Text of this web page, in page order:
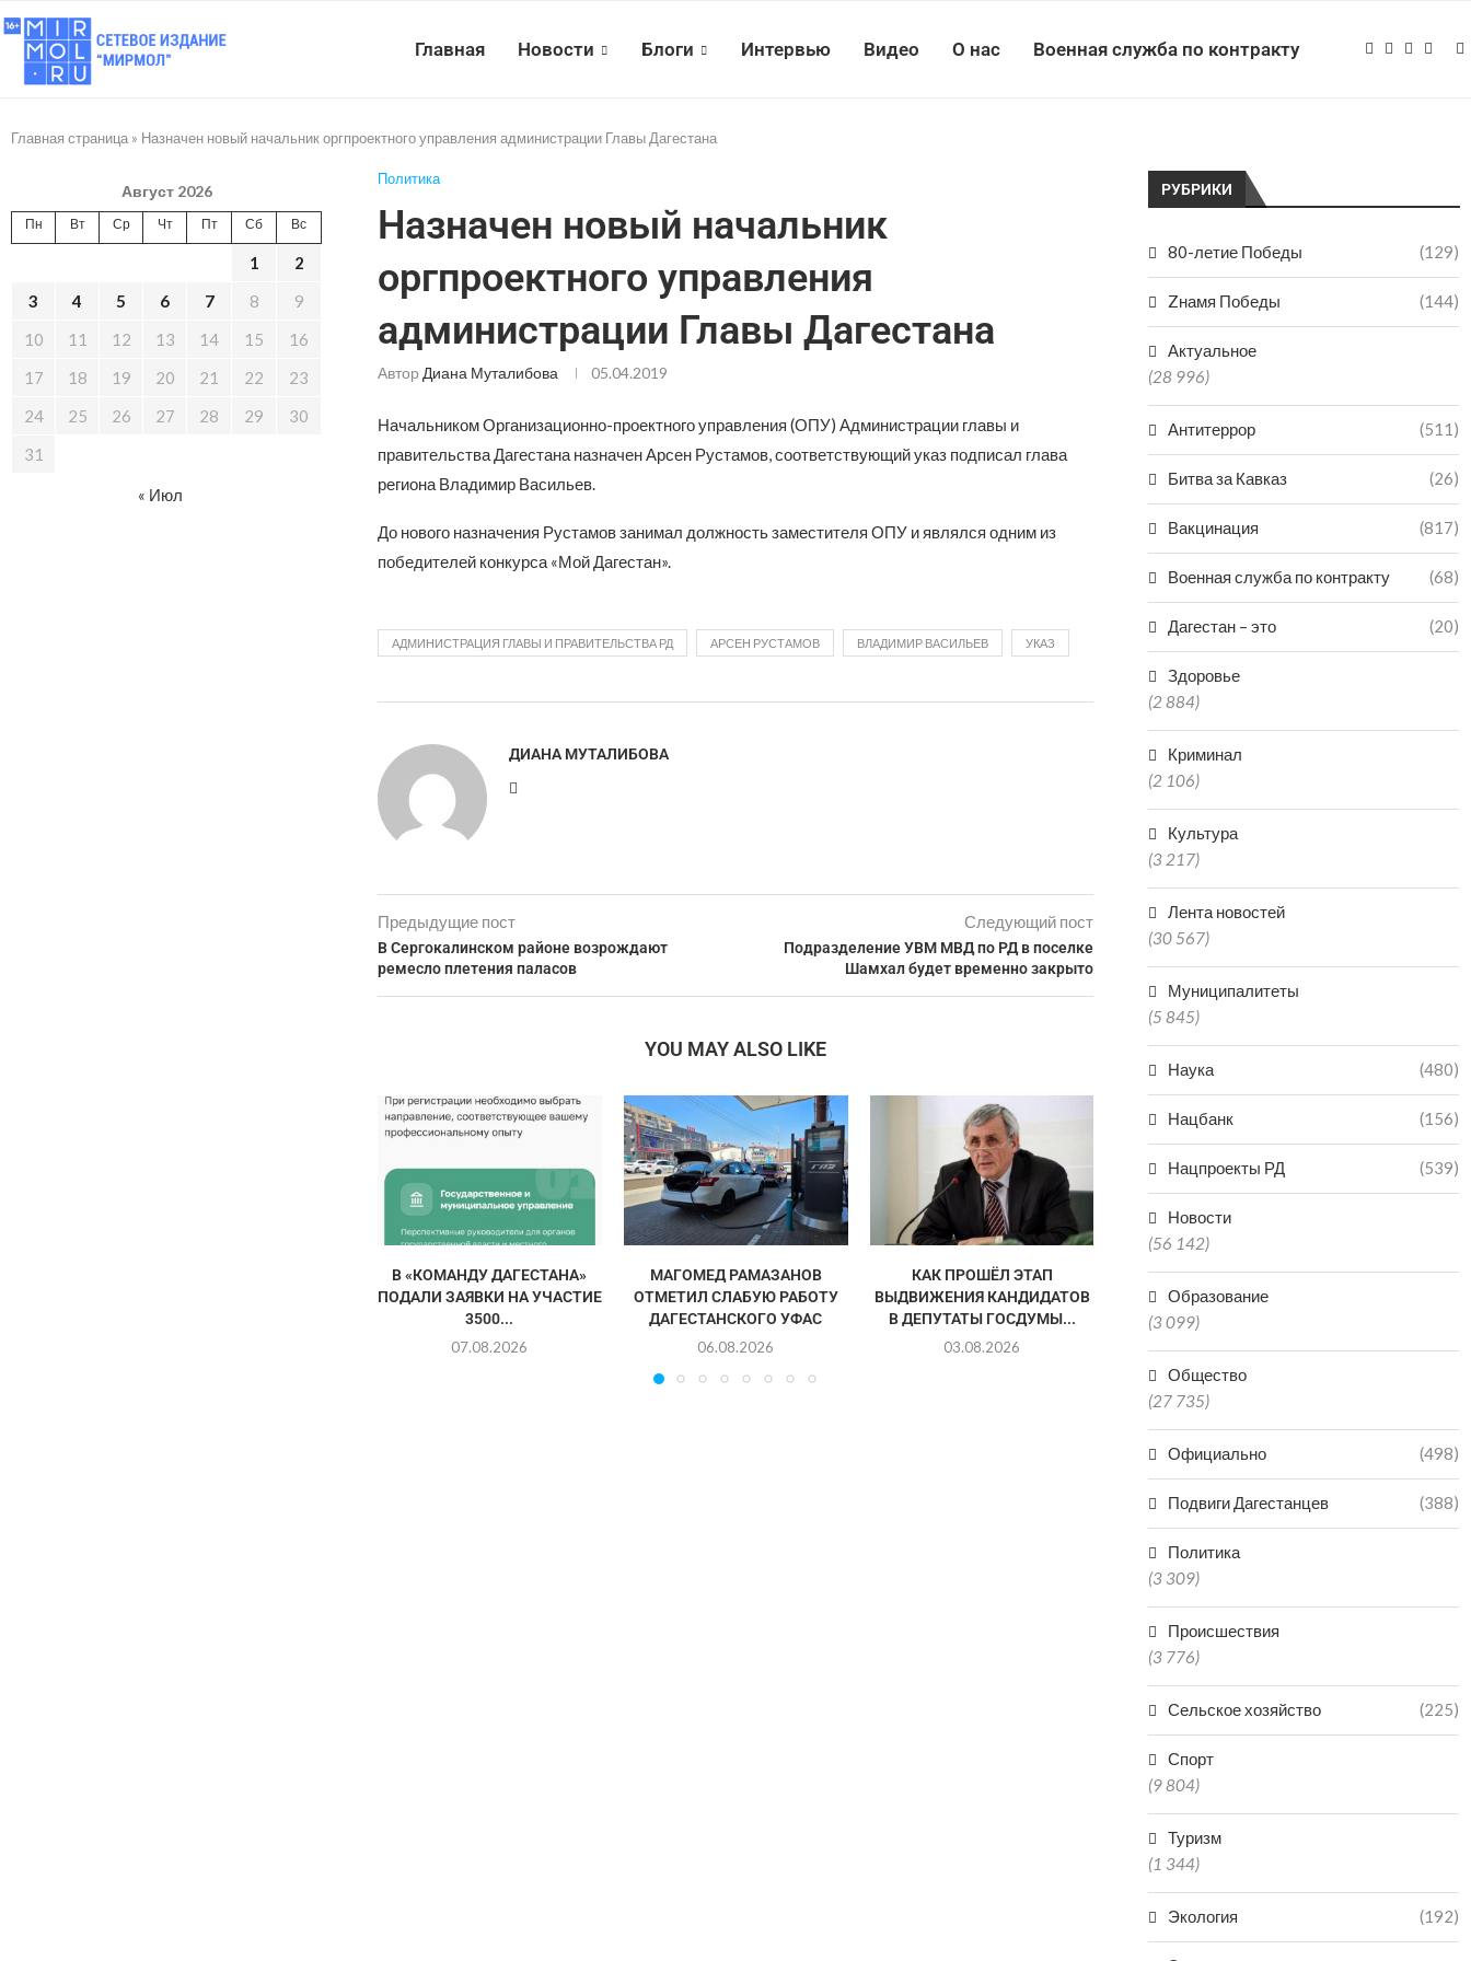
Главная Новости Блоги Интервью Видео О нас Военная служба по контракту
Главная страница » Назначен новый начальник оргпроектного управления администрации Главы Дагестана
Политика
Назначен новый начальник
оргпроектного управления
администрации Главы Дагестана
Автор Диана Муталибова 05.04.2019
Начальником Организационно-проектного управления (ОПУ) Администрации главы и
правительства Дагестана назначен Арсен Рустамов, соответствующий указ подписал глава
региона Владимир Васильев.
До нового назначения Рустамов занимал должность заместителя ОПУ и являлся одним из
победителей конкурса «Мой Дагестан».
АДМИНИСТРАЦИЯ ГЛАВЫ И ПРАВИТЕЛЬСТВА РД АРСЕН РУСТАМОВ ВЛАДИМИР ВАСИЛЬЕВ УКАЗ
ДИАНА МУТАЛИБОВА
Предыдущие пост
В Сергокалинском районе возрождают
ремесло плетения паласов
Следующий пост
Подразделение УВМ МВД по РД в поселке
Шамхал будет временно закрыто
YOU MAY ALSO LIKE
В «КОМАНДУ ДАГЕСТАНА»
ПОДАЛИ ЗАЯВКИ НА УЧАСТИЕ
3500...
07.08.2026
МАГОМЕД РАМАЗАНОВ
ОТМЕТИЛ СЛАБУЮ РАБОТУ
ДАГЕСТАНСКОГО УФАС
06.08.2026
КАК ПРОШЁЛ ЭТАП
ВЫДВИЖЕНИЯ КАНДИДАТОВ
В ДЕПУТАТЫ ГОСДУМЫ...
03.08.2026
ТРЕТЬИ СУТКИ В ДАГЕСТАНЕ
ИЩУТ УТОНУВШЕГО
ТУРИСТА ИЗ...
01.08.2026
РУБРИКИ
80-летие Победы (129)
Zнамя Победы (144)
Актуальное
(28 996)
Антитеррор (511)
Битва за Кавказ (26)
Вакцинация (817)
Военная служба по контракту (68)
Дагестан – это (20)
Здоровье
(2 884)
Криминал
(2 106)
Культура
(3 217)
Лента новостей
(30 567)
Муниципалитеты
(5 845)
Наука (480)
Нацбанк (156)
Нацпроекты РД (539)
Новости
(56 142)
Образование
(3 099)
Общество
(27 735)
Официально (498)
Подвиги Дагестанцев (388)
Политика
(3 309)
Происшествия
(3 776)
Сельское хозяйство (225)
Спорт
(9 804)
Туризм
(1 344)
Экология (192)
Август 2026
Пн Вт Ср Чт Пт Сб Вс
1
2
3
4 5 6 7 8
9
10
11 12 13 14 15
16
17
18 19 20 21 22
23
24
25 26 27 28 29
30
31
« Июл